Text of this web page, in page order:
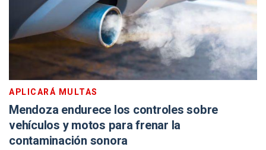
APLICARÁ MULTAS
Mendoza endurece los controles sobre
vehículos y motos para frenar la
contaminación sonora